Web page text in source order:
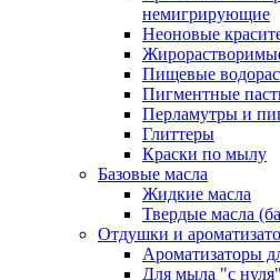
немигрирующие
Неоновые
Пищевые
Пигментные
Перламутры и
Глиттеры
Краски по мылу
Базовые масла
Жидкие масла
Твердые масла
Отдушки и
Ароматизаторы
Для мыла "с нуля"